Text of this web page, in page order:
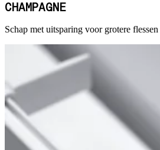
CHAMPAGNE
Schap met uitsparing voor grotere flessen